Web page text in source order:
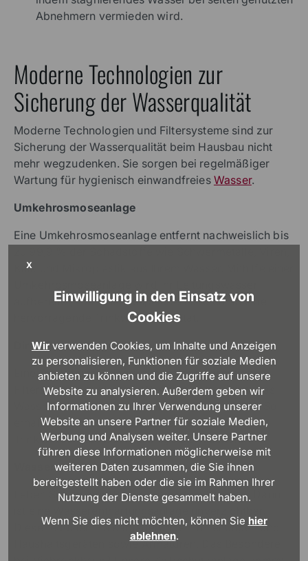
X
Einwilligung in den Einsatz von
Cookies
Wir verwenden Cookies, um Inhalte und Anzeigen
zu personalisieren, Funktionen für soziale Medien
anbieten zu können und die Zugriffe auf unsere
Website zu analysieren. Außerdem geben wir
Informationen zu Ihrer Verwendung unserer
Website an unsere Partner für soziale Medien,
Werbung und Analysen weiter. Unsere Partner
führen diese Informationen möglicherweise mit
weiteren Daten zusammen, die Sie ihnen
bereitgestellt haben oder die sie im Rahmen Ihrer
Nutzung der Dienste gesammelt haben.
Wenn Sie dies nicht möchten, können Sie hier
ablehnen.
Abnehmern vermieden wird.
Moderne Technologien zur
Sicherung der Wasserqualität
Moderne Technologien und Filtersysteme sind zur
Sicherung der Wasserqualität beim Hausbau nicht
mehr wegzudenken. Sie sorgen bei regelmäßiger
Wartung für hygienisch einwandfreies Wasser.
Umkehrosmoseanlage
Eine Umkehrosmoseanlage entfernt nachweislich bis
Kalk und Mikroplastik aus Ihrem Wasser. Mithilfe einer
aufbereitet, zwischengespeichert und erhält eine
hervorragende Trinkwasserqualität.
Direktfluss-Anlage
Eine Direktfluss-Anlage ist ein platzsparendes
Filtersystem, das keinen Wassertank benötigt. Das
Wasser wird direkt bei der Nutzung aufbereitet. So
erhalten Sie frisch aufbereitetes Wasser in
Trinkwasserqualität ohne lange Standzeiten.
Wasserenthärtungsanlage
Leben Sie in einer Region mit hartem Wasser? Dann
Diese reduziert Kalkablagerungen in Leitungen und
Haushaltsgeräten sowie Armaturen. Das Besondere